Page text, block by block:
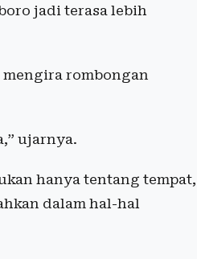
jadi terasa lebih
mengira rombongan
ujarnya.
hanya tentang tempat,
dalam hal-hal